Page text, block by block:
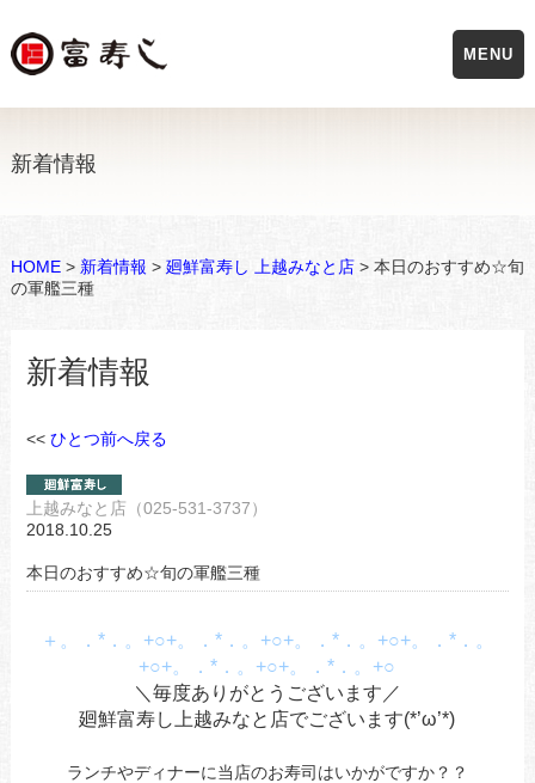
新着情報
HOME> 新着情報 > 廻鮮富寿し 上越みなと店> 本日のおすすめ☆旬
の軍艦三種
新着情報
<< ひとつ前へ戻る
上越みなと店（025-531-3737）
2018.10.25
本日のおすすめ☆旬の軍艦三種
＋。．*．。+○+。．*．。+○+。．*．。+○+。．*．。
+○+。．*．。+○+。．*．。+○
＼毎度ありがとうございます／
廻鮮富寿し上越みなと店でございます(*’ω’*)
ランチやディナーに当店のお寿司はいかがですか？？
MENU